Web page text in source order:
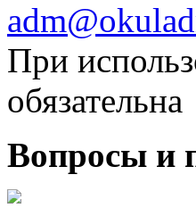
При
обязательна
Вопросы и